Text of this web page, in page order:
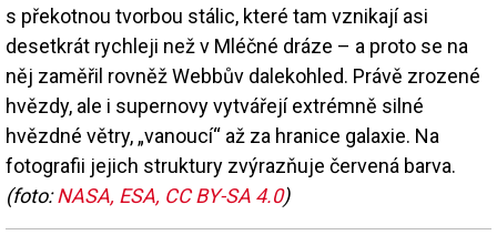
s překotnou tvorbou stálic, které tam vznikají asi
desetkrát rychleji než v Mléčné dráze – a proto se na
něj zaměřil rovněž Webbův dalekohled. Právě zrozené
hvězdy, ale i supernovy vytvářejí extrémně silné
hvězdné větry, „vanoucí“ až za hranice galaxie. Na
fotografii jejich struktury zvýrazňuje červená barva.
(foto:NASA, ESA, CC BY-SA 4.0)